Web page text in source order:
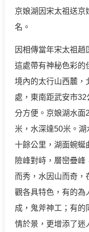
京娘湖因宋太祖送京
名。
因相傳當年宋太祖趙
這處帶有神秘色彩的
境內的太行山西麓，
處，東南距武安市
分方便。京娘湖水面
米，水深達50米。
十餘公里，湖面蜿蜒
險峰對峙，層巒疊峰
而秀，水因山而奇，
觀各具特色，有的為
成，鬼斧神工；有的
情於景，更增添了迷